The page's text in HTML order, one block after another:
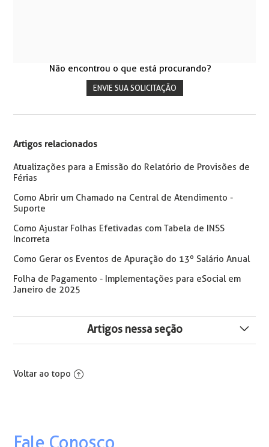
Não encontrou o que está procurando?
ENVIE SUA SOLICITAÇÃO
Artigos relacionados
Atualizações para a Emissão do Relatório de Provisões de
Férias
Como Abrir um Chamado na Central de Atendimento -
Suporte
Como Ajustar Folhas Efetivadas com Tabela de INSS
Incorreta
Como Gerar os Eventos de Apuração do 13º Salário Anual
Folha de Pagamento - Implementações para eSocial em
Janeiro de 2025
Artigos nessa seção
Alterações no Sistema para Cálculo de Rescisão
Voltar ao topo
Fale Conosco